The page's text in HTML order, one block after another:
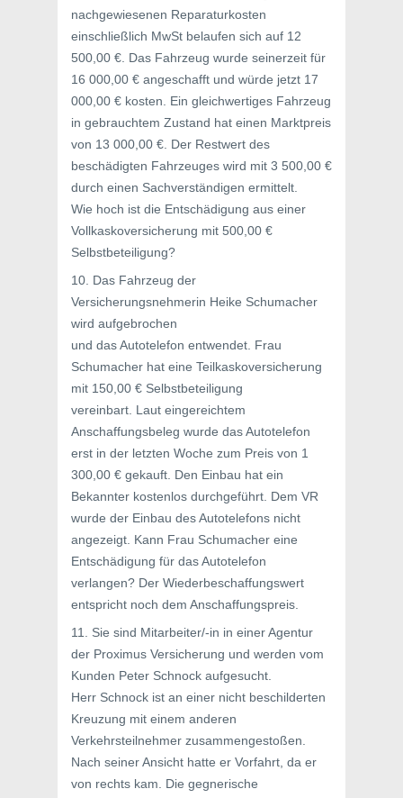
nachgewiesenen Reparaturkosten
einschließlich MwSt belaufen sich auf 12
500,00 €. Das Fahrzeug wurde seinerzeit für
16 000,00 € angeschafft und würde jetzt 17
000,00 € kosten. Ein gleichwertiges Fahrzeug
in gebrauchtem Zustand hat einen Marktpreis
von 13 000,00 €. Der Restwert des
beschädigten Fahrzeuges wird mit 3 500,00 €
durch einen Sachverständigen ermittelt.
Wie hoch ist die Entschädigung aus einer
Vollkaskoversicherung mit 500,00 €
Selbstbeteiligung?
10. Das Fahrzeug der
Versicherungsnehmerin Heike Schumacher
wird aufgebrochen
und das Autotelefon entwendet. Frau
Schumacher hat eine Teilkaskoversicherung
mit 150,00 € Selbstbeteiligung
vereinbart. Laut eingereichtem
Anschaffungsbeleg wurde das Autotelefon
erst in der letzten Woche zum Preis von 1
300,00 € gekauft. Den Einbau hat ein
Bekannter kostenlos durchgeführt. Dem VR
wurde der Einbau des Autotelefons nicht
angezeigt. Kann Frau Schumacher eine
Entschädigung für das Autotelefon
verlangen? Der Wiederbeschaffungswert
entspricht noch dem Anschaffungspreis.
11. Sie sind Mitarbeiter/-in in einer Agentur
der Proximus Versicherung und werden vom
Kunden Peter Schnock aufgesucht.
Herr Schnock ist an einer nicht beschilderten
Kreuzung mit einem anderen
Verkehrsteilnehmer zusammengestoßen.
Nach seiner Ansicht hatte er Vorfahrt, da er
von rechts kam. Die gegnerische